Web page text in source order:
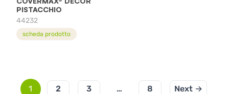
PISTACCHIO
44232
scheda prodotto
1 2 3 … 8 Next →